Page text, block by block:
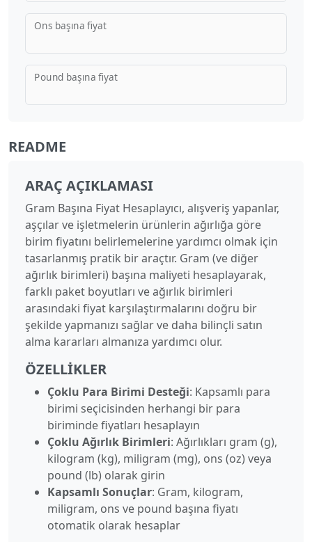
Ons başına fiyat
Pound başına fiyat
README
ARAÇ AÇIKLAMASI
Gram Başına Fiyat Hesaplayıcı, alışveriş yapanlar,
aşçılar ve işletmelerin ürünlerin ağırlığa göre
birim fiyatını belirlemelerine yardımcı olmak için
tasarlanmış pratik bir araçtır. Gram (ve diğer
ağırlık birimleri) başına maliyeti hesaplayarak,
farklı paket boyutları ve ağırlık birimleri
arasındaki fiyat karşılaştırmalarını doğru bir
şekilde yapmanızı sağlar ve daha bilinçli satın
alma kararları almanıza yardımcı olur.
ÖZELLIKLER
Çoklu Para Birimi Desteği: Kapsamlı para
birimi seçicisinden herhangi bir para
biriminde fiyatları hesaplayın
Çoklu Ağırlık Birimleri: Ağırlıkları gram (g),
kilogram (kg), miligram (mg), ons (oz) veya
pound (lb) olarak girin
Kapsamlı Sonuçlar: Gram, kilogram,
miligram, ons ve pound başına fiyatı
otomatik olarak hesaplar